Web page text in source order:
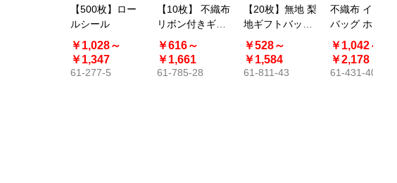
【500枚】ロー
ルシール
￥1,028～
￥1,347
61-277-5
【10枚】 不織布
リボン付きギフ
トバッグ レッド
巾着 底マチ付き
￥616～
￥1,661
61-785-28
【20枚】無地 梨
地ギフトバッグ
ブラウン ソフト
型〔ストエキオ
リジナル〕
￥528～
￥1,584
61-811-43
不織布 インナー
バッグ ホワイト
￥1,042～
￥2,178
61-431-40